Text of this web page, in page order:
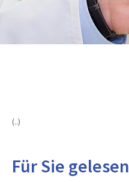
(..)
Für Sie gelesen